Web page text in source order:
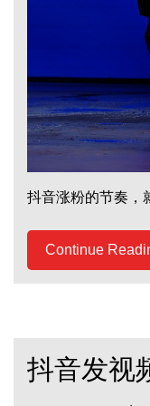
抖音涨粉的节奏，
Continue
抖音发视